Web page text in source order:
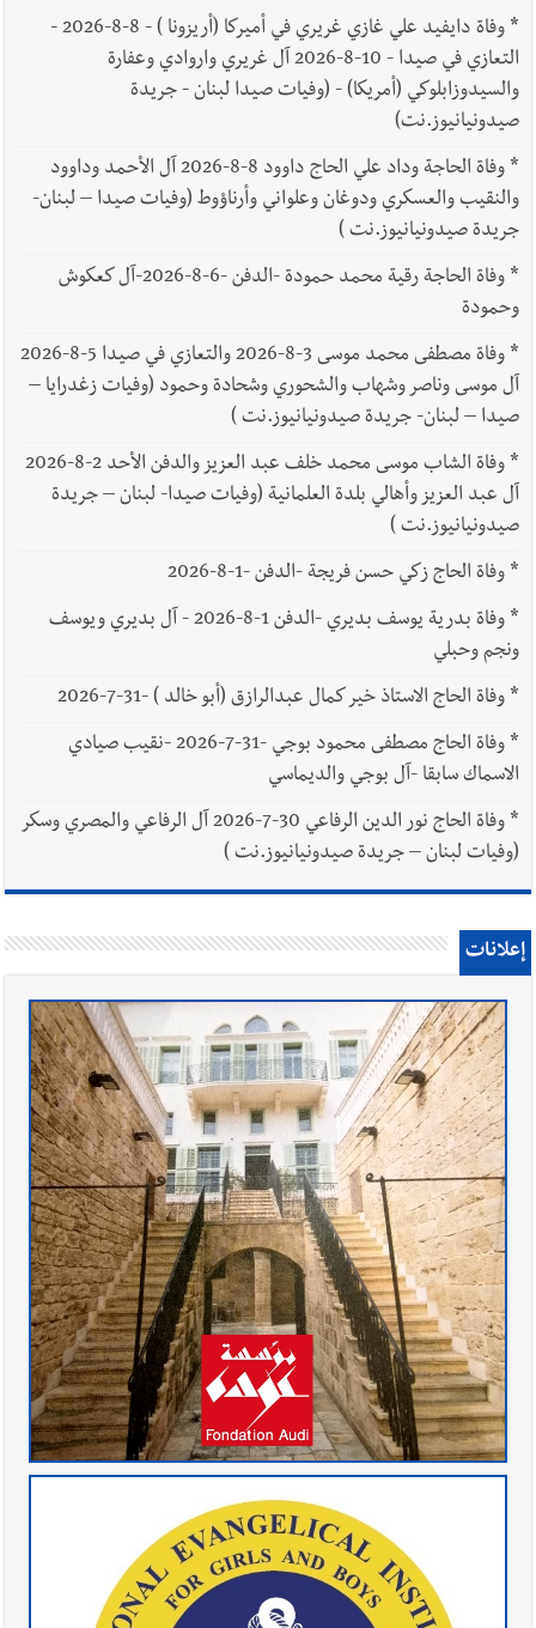
*
وفاة دايفيد علي غازي غريري في أميركا (أريزونا ) - 8-8-2026 -
التعازي في صيدا - 10-8-2026 آل غريري واروادي وعفارة
والسيدوزابلوكي (أمريكا) - (وفيات صيدا لبنان - جريدة
صيدونيانيوز.نت)
*
وفاة الحاجة وداد علي الحاج داوود 8-8-2026 آل الأحمد وداوود
والنقيب والعسكري ودوغان وعلواني وأرناؤوط (وفيات صيدا – لبنان-
جريدة صيدونيانيوز.نت )
*
وفاة الحاجة رقية محمد حمودة -الدفن -6-8-2026-آل كعكوش
وحمودة
*
وفاة مصطفى محمد موسى 3-8-2026 والتعازي في صيدا 5-8-2026
آل موسى وناصر وشهاب والشحوري وشحادة وحمود (وفيات زغدرايا –
صيدا – لبنان- جريدة صيدونيانيوز.نت )
*
وفاة الشاب موسى محمد خلف عبد العزيز والدفن الأحد 2-8-2026
آل عبد العزيز وأهالي بلدة العلمانية (وفيات صيدا- لبنان – جريدة
صيدونيانيوز.نت )
*وفاة الحاج زكي حسن فريجة -الدفن -1-8-2026
*
وفاة بدرية يوسف بديري -الدفن 1-8-2026 - آل بديري ويوسف
ونجم وحبلي
*وفاة الحاج الاستاذ خير كمال عبدالرازق (أبو خالد ) -31-7-2026
*
وفاة الحاج مصطفى محمود بوجي -31-7-2026 -نقيب صيادي
الاسماك سابقا -آل بوجي والديماسي
*
وفاة الحاج نور الدين الرفاعي 30-7-2026 آل الرفاعي والمصري وسكر
(وفيات لبنان – جريدة صيدونيانيوز.نت )
إعلانات